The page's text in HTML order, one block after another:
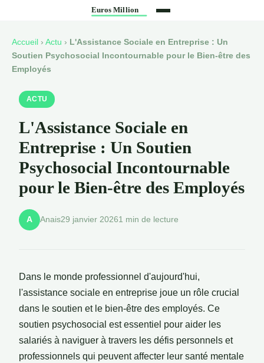
Accueil › Actu › L'Assistance Sociale en Entreprise : Un
Soutien Psychosocial Incontournable pour le Bien-être des
Employés
ACTU
L'Assistance Sociale en
Entreprise : Un Soutien
Psychosocial Incontournable
pour le Bien-être des Employés
A Anais29 janvier 20261 min de lecture
Dans le monde professionnel d'aujourd'hui,
l'assistance sociale en entreprise joue un rôle crucial
dans le soutien et le bien-être des employés. Ce
soutien psychosocial est essentiel pour aider les
salariés à naviguer à travers les défis personnels et
professionnels qui peuvent affecter leur santé mentale